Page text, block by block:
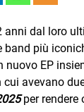
Un’Ora
anni dal loro
band più
nuovo EP
cui avevano
per rendere